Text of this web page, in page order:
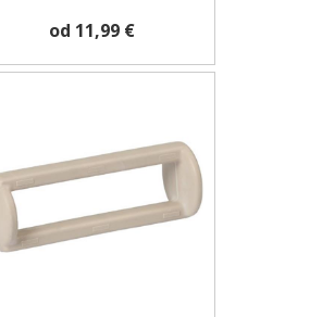
od 11,99 €